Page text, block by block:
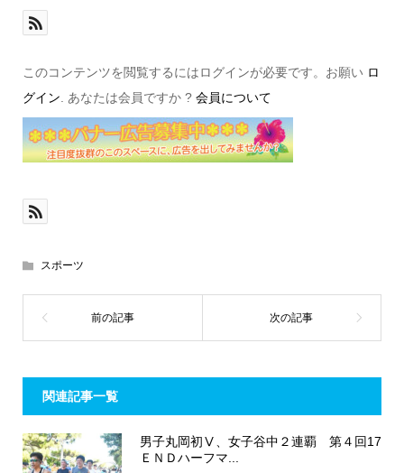
このコンテンツを閲覧するにはログインが必要です。お願い ロ
グイン . あなたは会員ですか ? 会員について
スポーツ
関連記事一覧
男子丸岡初Ⅴ、女子谷中２連覇 第４回17
ＥＮＤハーフマ...